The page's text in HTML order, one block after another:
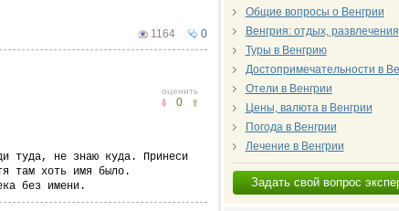
0
1164
оценить
0
туда, не знаю куда. Принеси
там хоть имя было.
без имени.
Общие вопросы о Венгрии
Венгрия: отдых, развлечения
Туры в Венгрию
Достопримечательности в
Отели в Венгрии
Цены, валюта в Венгрии
Погода в Венгрии
Лечение в Венгрии
Задать свой вопрос